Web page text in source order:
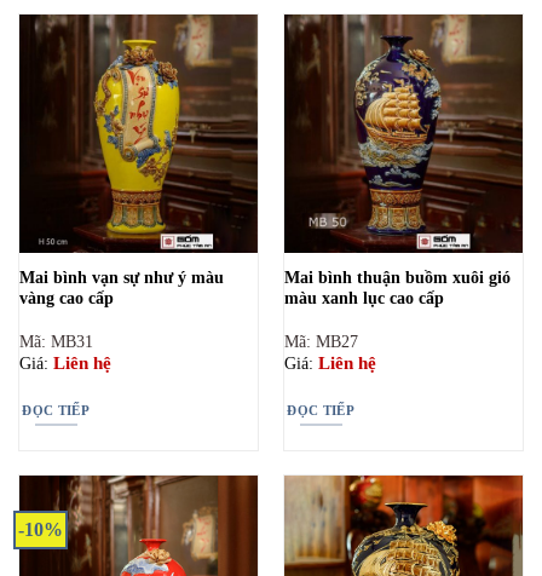
Mai bình vạn sự như ý màu
vàng cao cấp
Mã: MB31
Giá: Liên hệ
ĐỌC TIẾP
Mai bình thuận buồm xuôi gió
màu xanh lục cao cấp
Mã: MB27
Giá: Liên hệ
ĐỌC TIẾP
-10%